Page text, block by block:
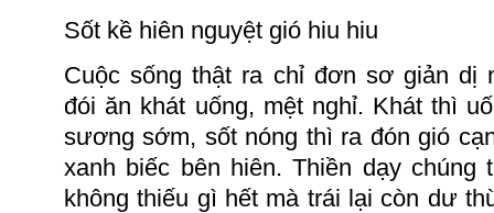
Sốt kề hiên nguyệt gió hiu hiu
Cuộc sống thật ra chỉ đơn sơ giản dị
đói ăn khát uống, mệt nghỉ. Khát thì
sương sớm, sốt nóng thì ra đón gió
xanh biếc bên hiên. Thiền dạy chúng
không thiếu gì hết mà trái lại còn dư